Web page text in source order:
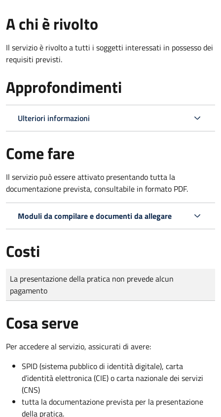
A chi è rivolto
Il servizio è rivolto a tutti i soggetti interessati in possesso dei
requisiti previsti.
Approfondimenti
Ulteriori informazioni
Come fare
Il servizio può essere attivato presentando tutta la
documentazione prevista, consultabile in formato PDF.
Moduli da compilare e documenti da allegare
Costi
Tipo di pagamento
Importo
La presentazione della pratica non prevede alcun
pagamento
Cosa serve
Per accedere al servizio, assicurati di avere:
SPID (sistema pubblico di identità digitale), carta
d’identità elettronica (CIE) o carta nazionale dei servizi
(CNS)
tutta la documentazione prevista per la presentazione
della pratica.